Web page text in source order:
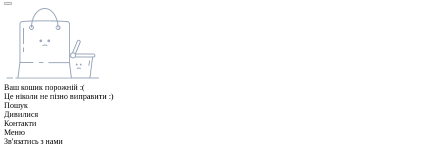
Ваш кошик порожній :(
Це ніколи не пізно виправити :)
Пошук
Дивилися
Контакти
Меню
Зв'язатись з нами